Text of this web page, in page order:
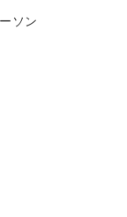
ソン